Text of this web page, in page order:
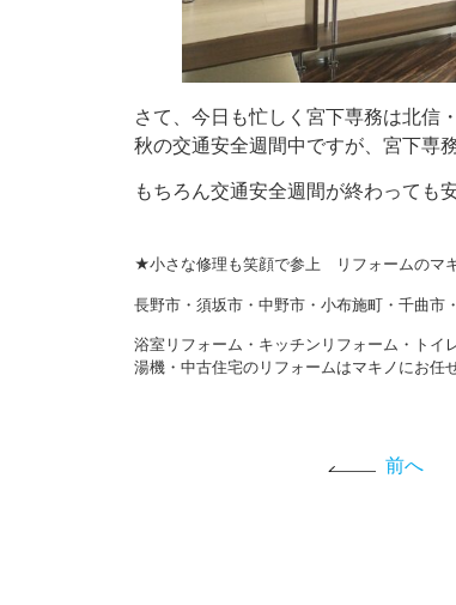
さて、今日も忙しく宮下専務は北信
秋の交通安全週間中ですが、宮下専
もちろん交通安全週間が終わっても
★小さな修理も笑顔で参上 リフォームの
長野市・須坂市・中野市・小布施町・千曲市
浴室リフォーム・キッチンリフォーム・トイ
湯機・中古住宅のリフォームはマキノにお任
前へ